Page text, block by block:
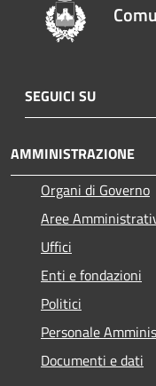
SEGUICI SU
AMMINISTRAZIONE
Organi di Governo
Aree
Uffici
Enti e fondazioni
Politici
Personale
Documenti e dati